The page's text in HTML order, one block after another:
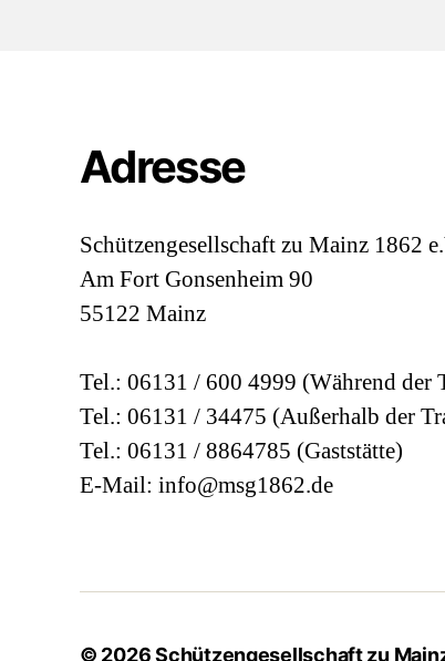
Adresse
Schützengesellschaft zu Mainz 1862
Am Fort Gonsenheim 90
55122 Mainz
Tel.: 06131 / 600 4999 (Während der
Tel.: 06131 / 34475 (Außerhalb der
Tel.: 06131 / 8864785 (Gaststätte)
E-Mail: info@msg1862.de
© 2026Schützengesellschaft zu